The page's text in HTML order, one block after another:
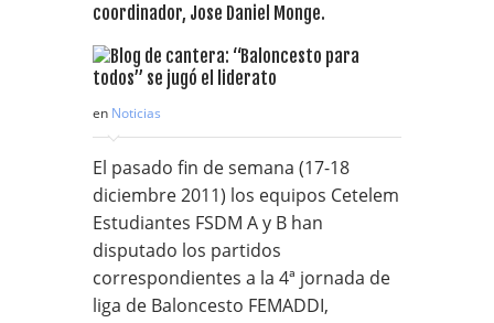
coordinador, Jose Daniel Monge.
en Noticias
El pasado fin de semana (17-18
diciembre 2011) los equipos Cetelem
Estudiantes FSDM A y B han
disputado los partidos
correspondientes a la 4ª jornada de
liga de Baloncesto FEMADDI,